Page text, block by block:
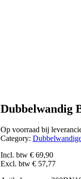
Dubbelwandig
Op voorraad bij
Category:
Incl. btw €69,90
Excl. btw €57,77